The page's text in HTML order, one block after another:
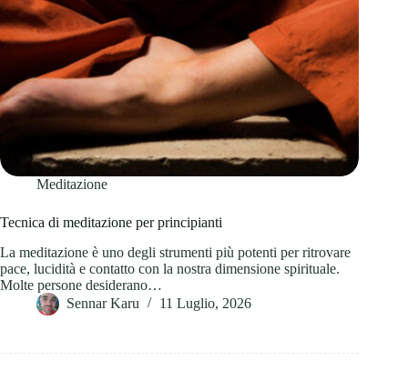
Meditazione
Tecnica di meditazione per principianti
La meditazione è uno degli strumenti più potenti per ritrovare
pace, lucidità e contatto con la nostra dimensione spirituale.
Molte persone desiderano…
Sennar Karu
11 Luglio, 2026